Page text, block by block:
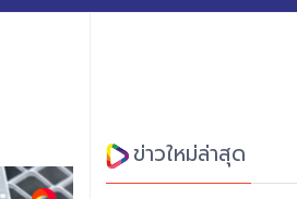
ข่าวใหม่ล่าสุด